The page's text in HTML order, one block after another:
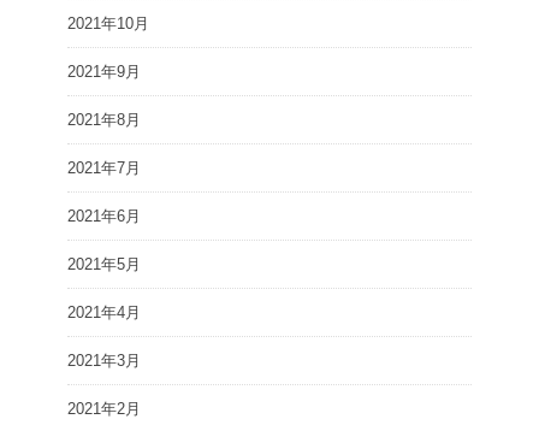
2021年10月
2021年9月
2021年8月
2021年7月
2021年6月
2021年5月
2021年4月
2021年3月
2021年2月